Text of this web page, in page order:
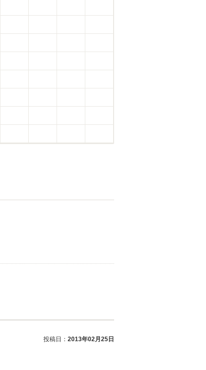
投稿日： 2013年02月25日